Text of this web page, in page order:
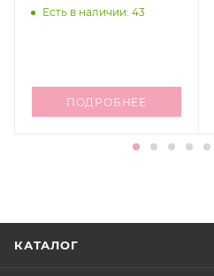
Есть в наличии: 43
ПОДРОБНЕЕ
КАТАЛОГ